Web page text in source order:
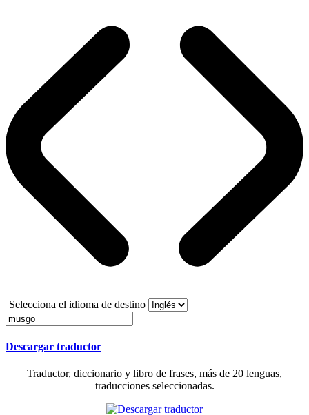
Selecciona el idioma de destino
Descargar traductor
Traductor, diccionario y libro de frases, más de 20 lenguas,
traducciones seleccionadas.